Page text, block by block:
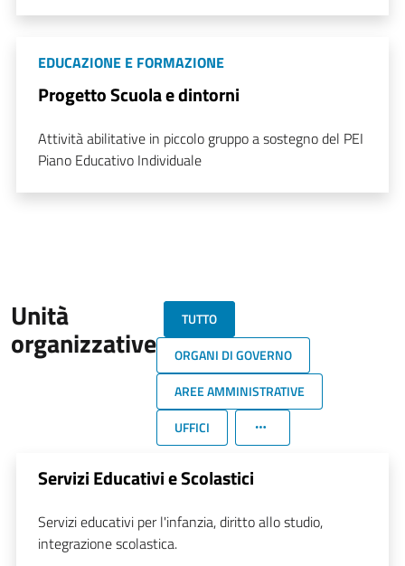
EDUCAZIONE E FORMAZIONE
Progetto Scuola e dintorni
Attività abilitative in piccolo gruppo a sostegno del PEI
Piano Educativo Individuale
Unità
organizzative
TUTTO
ORGANI DI GOVERNO
AREE AMMINISTRATIVE
UFFICI
Servizi Educativi e Scolastici
Servizi educativi per l'infanzia, diritto allo studio,
integrazione scolastica.